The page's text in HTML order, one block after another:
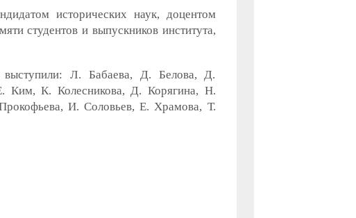
исторических наук, доцентом
студентов и выпускников института,
выступили: Л. Бабаева, Д. Белова, Д.
Ким, К. Колесникова, Д. Корягина, Н.
И. Соловьев, Е. Храмова, Т.